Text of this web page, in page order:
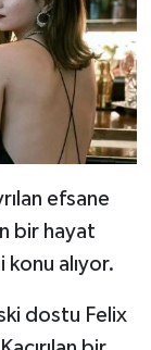
efsane
bir hayat
alıyor.
dostu Felix